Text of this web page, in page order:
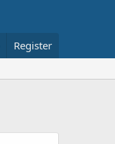
Register